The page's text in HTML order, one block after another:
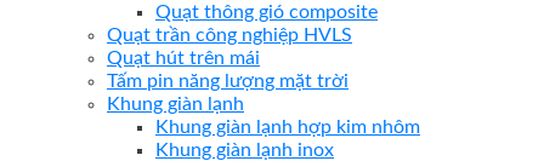
Quạt thông gió composite
Quạt trần công nghiệp HVLS
Quạt hút trên mái
Tấm pin năng lượng mặt trời
Khung giàn lạnh
Khung giàn lạnh hợp kim nhôm
Khung giàn lạnh inox